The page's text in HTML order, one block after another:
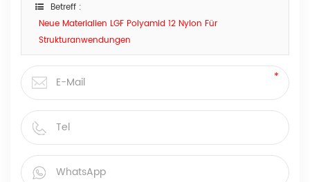
Betreff :
Neue Materialien LGF Polyamid 12 Nylon Für
Strukturanwendungen